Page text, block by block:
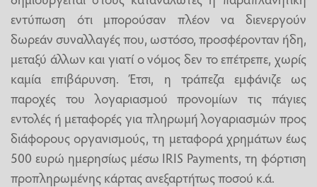
εντύπωση ότι μπορούσαν πλέον να διενεργούν
δωρεάν συναλλαγές που, ωστόσο, προσφέρονταν ήδη,
μεταξύ άλλων και γιατί ο νόμος δεν το επέτρεπε, χωρίς
καμία επιβάρυνση. Έτσι, η τράπεζα εμφάνιζε ως
παροχές του λογαριασμού προνομίων τις πάγιες
εντολές ή μεταφορές για πληρωμή λογαριασμών προς
διάφορους οργανισμούς, τη μεταφορά χρημάτων έως
500 ευρώ ημερησίως μέσω IRIS Payments, τη φόρτιση
προπληρωμένης κάρτας ανεξαρτήτως ποσού κ.ά.